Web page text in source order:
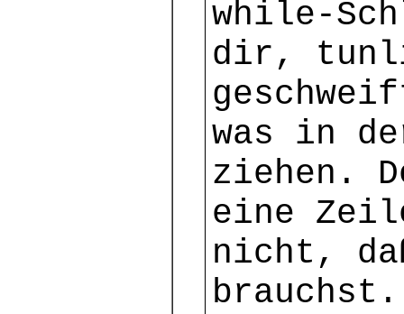
while-
dir,
was in
ziehen.
eine
nicht,